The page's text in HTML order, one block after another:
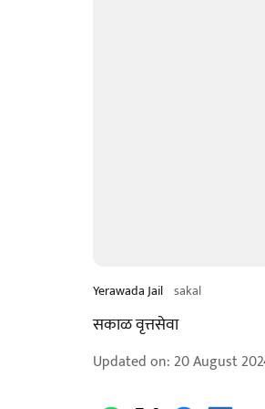
Yerawada Jail sakal
सकाळ वृत्तसेवा
Updated on: 20 August